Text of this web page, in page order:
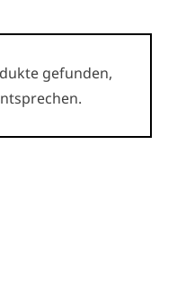
gefunden,